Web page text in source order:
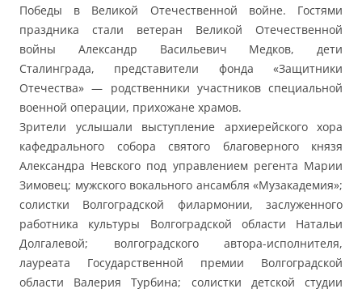
Победы в Великой Отечественной войне. Гостями
праздника стали ветеран Великой Отечественной
войны Александр Васильевич Медков, дети
Сталинграда, представители фонда «Защитники
Отечества» — родственники участников специальной
военной операции, прихожане храмов.
Зрители услышали выступление архиерейского хора
кафедрального собора святого благоверного князя
Александра Невского под управлением регента Марии
Зимовец; мужского вокального ансамбля «Музакадемия»;
солистки Волгоградской филармонии, заслуженного
работника культуры Волгоградской области Натальи
Долгалевой; волгоградского автора-исполнителя,
лауреата Государственной премии Волгоградской
области Валерия Турбина; солистки детской студии